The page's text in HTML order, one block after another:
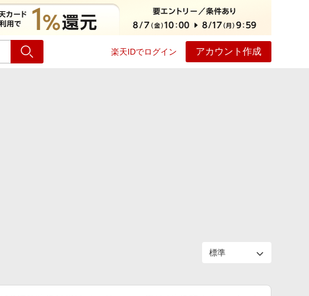
楽天IDでログイン アカウント作成